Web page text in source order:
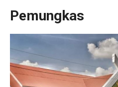
Pemungkas